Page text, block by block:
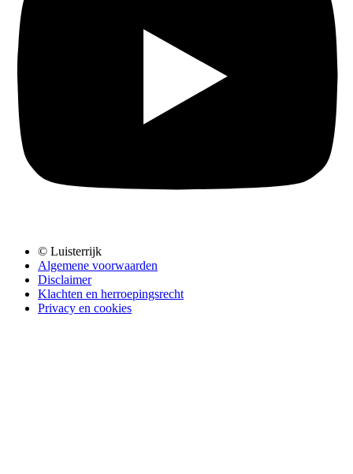
© Luisterrijk
Algemene voorwaarden
Disclaimer
Klachten en herroepingsrecht
Privacy en cookies